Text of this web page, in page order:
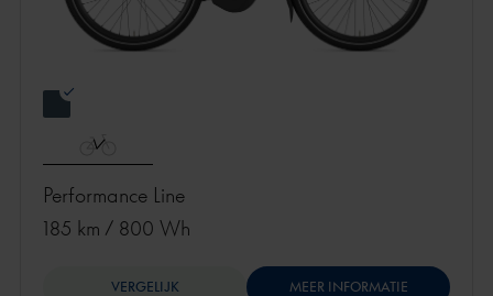
Performance Line
185 km / 800 Wh
VERGELIJK MEER INFORMATIE